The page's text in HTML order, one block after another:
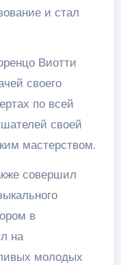
и стал
Виотти
своего
по всей
своей
мастерством.
совершил
в
на
молодых